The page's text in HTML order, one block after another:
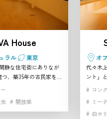
House
ラル 東京
静な住宅街にありなが
、築35年の古民家をリ
タジオです。 天井
が降り注ぎます。建物
開放感
オ
代々木
ント」
です。
き4mの
なり、ナチ
コン
ミー
白ホ